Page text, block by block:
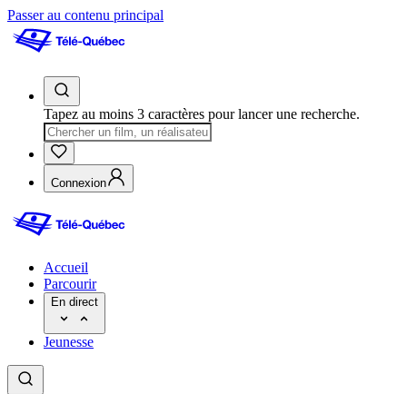
Passer au contenu principal
Tapez au moins 3 caractères pour lancer une recherche.
Connexion
Accueil
Parcourir
En direct
Jeunesse